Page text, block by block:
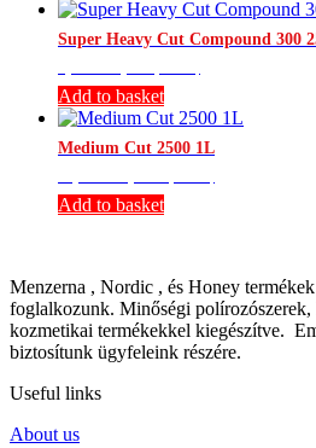
Super Heavy Cut Compound 300
Add to basket
Medium Cut 2500 1L
Add to basket
Menzerna , Nordic , és Honey
foglalkozunk. Minőségi polírozószerek,
kozmetikai termékekkel kiegészítve.
biztosítunk ügyfeleink részére.
Useful links
About us